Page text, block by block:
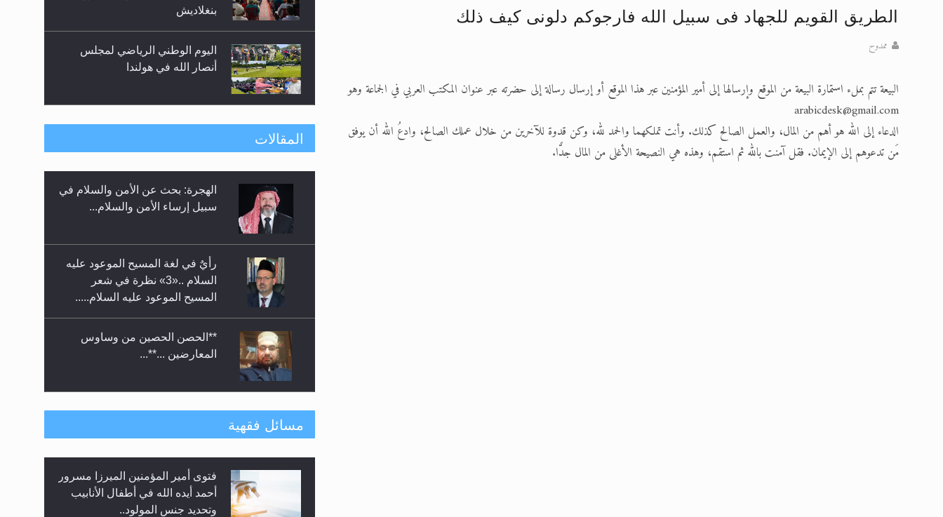
عرض مصوَّر لأقوال المستشرقين في خاتم النبيين صلى الله عليه وسلم >> المزيد
الطريق القويم للجهاد فى سبيل الله فارجوكم دلونى كيف ذلك
ممدوح
البيعة تتم بملء استمارة البيعة من الموقع وإرسالها إلى أمير المؤمنين عبر هذا الموقع أو إرسال رسالة إلى حضرته عبر عنوان المكتب العربي في الجماعة وهو
arabicdesk@gmail.com
الدعاء إلى الله هو أهم من المال، والعمل الصالح كذلك. وأنت تملكهما والحمد لله، وكن قدوة للآخرين من خلال عملك الصالح، وادعُ الله أن يوفق
مَن تدعوهم إلى الإيمان. فقل آمنت بالله ثم استقم، وهذه هي النصيحة الأغلى من المال جدًّا.
بنغلاديش
اليوم الوطني الرياضي لمجلس
أنصار الله في هولندا
إتمام حفظ القرآن الكريم لثلاثة
حفل توزيع الشهادات في الجامعة
الأحمدية بنيجيريا لعام 2025
المقالات
الهجرة: بحث عن الأمن والسلام في
سبيل إرساء الأمن والسلام...
رأيٌ في لغة المسيح الموعود عليه
السلام ..«3» نظرة في شعر
المسيح الموعود عليه السلام.....
**الحصن الحصين من وساوس
المعارضين ...**...
متطلَّبات التّحريك الجديد...
رأيٌ في لغة المسيح الموعود عليه
السلام.. 4...
مسائل فقهية
فتوى أمير المؤمنين الميرزا مسرور
أحمد أيده الله في أطفال الأنابيب
وتحديد جنس المولود..